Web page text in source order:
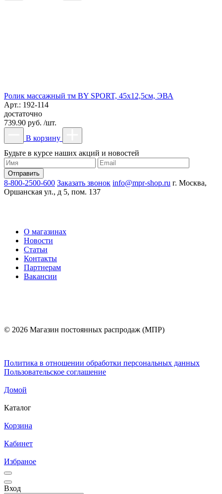
Ролик массажный тм BY SPORT, 45х12,5см, ЭВА
Арт.: 192-114
достаточно
739.90 руб. /шт.
В корзину
Будьте в курсе наших акций и новостей
8-800-2500-600 Заказать звонок info@mpr-shop.ru г. Москва,
Оршанская ул., д 5, пом. 137
О магазинах
Новости
Статьи
Контакты
Партнерам
Вакансии
© 2026 Магазин постоянных распродаж (МПР)
Политика в отношении обработки персональных данных
Пользовательское соглашение
Домой
Каталог
Корзина
Кабинет
Избраное
Вход